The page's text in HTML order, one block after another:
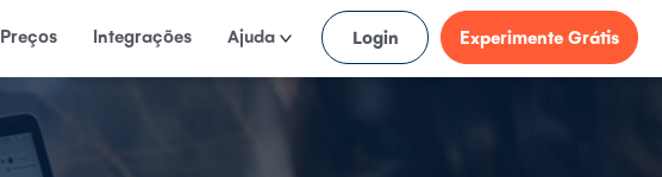
Preços Integrações Ajuda Login Experimente Grátis